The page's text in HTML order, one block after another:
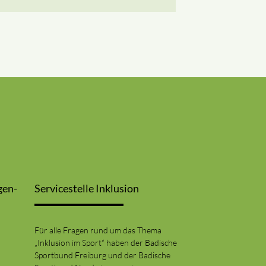
Servicestelle Inklusion
Für alle Fragen rund um das Thema
„Inklusion im Sport“ haben der Badische
Sportbund Freiburg und der Badische